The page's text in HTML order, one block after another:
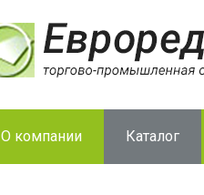
О компании Каталог